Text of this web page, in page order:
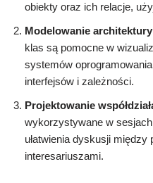
obiekty oraz ich relacje,
Modelowanie
klas są pomocne w
systemów
interfejsów i zależności.
Projektowanie
wykorzystywane w
ułatwienia dyskusji
interesariuszami.